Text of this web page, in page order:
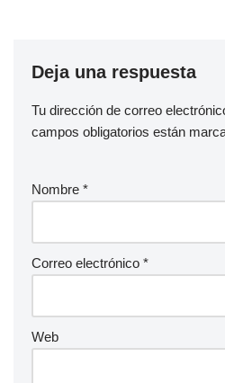
Deja una respuesta
Tu dirección de correo
campos obligatorios están
Nombre *
Correo electrónico *
Web